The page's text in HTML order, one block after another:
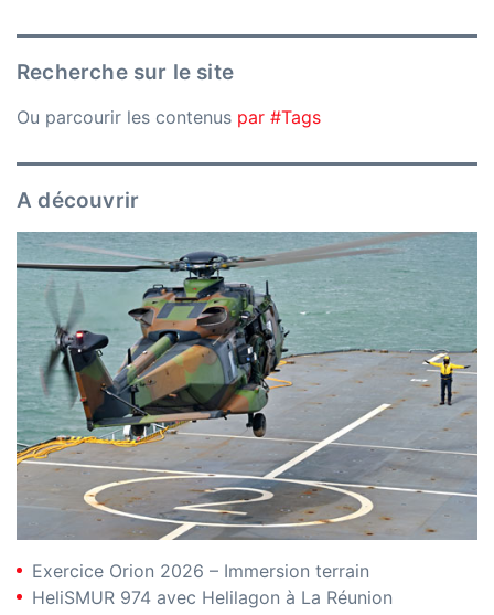
Recherche sur le site
Ou parcourir les contenus par #Tags
A découvrir
Exercice Orion 2026 – Immersion terrain
HeliSMUR 974 avec Helilagon à La Réunion